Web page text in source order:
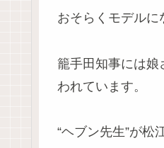
おそらくモデル
籠手田知事には娘
われています。
“ヘブン先生”が松